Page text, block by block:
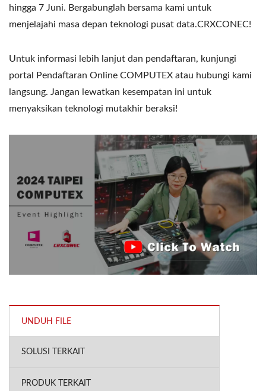
hingga 7 Juni. Bergabunglah bersama kami untuk
menjelajahi masa depan teknologi pusat data.CRXCONEC!
Untuk informasi lebih lanjut dan pendaftaran, kunjungi
portal Pendaftaran Online COMPUTEX atau hubungi kami
langsung. Jangan lewatkan kesempatan ini untuk
menyaksikan teknologi mutakhir beraksi!
UNDUH FILE
SOLUSI TERKAIT
PRODUK TERKAIT